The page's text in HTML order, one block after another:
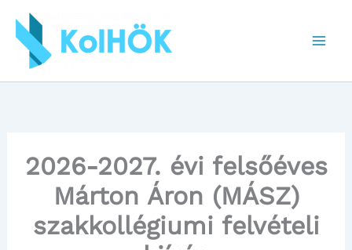
content
2026-2027. évi felsőéves
Márton Áron (MÁSZ)
szakkollégiumi felvételi